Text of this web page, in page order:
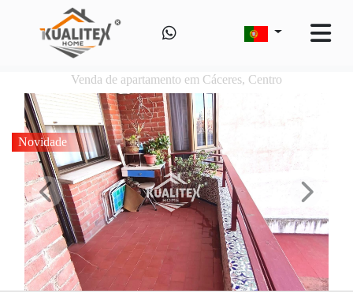
Venda de apartamento em Cáceres, Centro
Novidade